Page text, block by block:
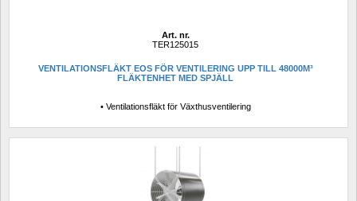
Art. nr.
TER125015
VENTILATIONSFLÄKT EOS FÖR VENTILERING UPP TILL 48000M³
FLÄKTENHET MED SPJÄLL
• Ventilationsfläkt för Växthusventilering